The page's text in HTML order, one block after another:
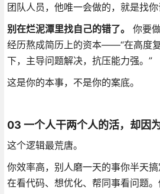
团队人员，他唯一会做的，就是找你
别在烂泥潭里找自己的错了。
你要
经历熬成简历上的资本——“在高度
下，主导问题解决，抗压能力强。”
这是你的本事，不是你的案底。
03 一个人干两个人的活，却因
这个逻辑最荒唐。
你效率高，别人磨一天的事你半天
在看代码、想优化、帮同事看问题